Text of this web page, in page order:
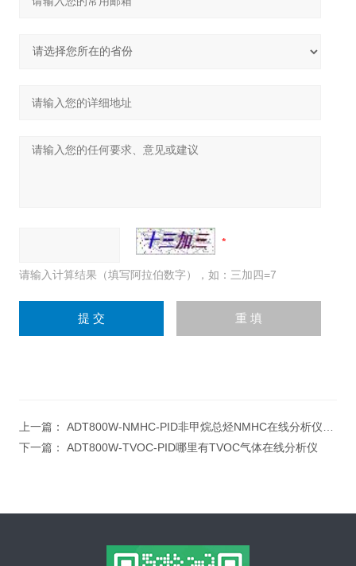
请输入计算结果（填写阿拉伯数字），如：三加四=7
上一篇： ADT800W-NMHC-PID非甲烷总烃NMHC在线分析仪厂家
下一篇： ADT800W-TVOC-PID哪里有TVOC气体在线分析仪